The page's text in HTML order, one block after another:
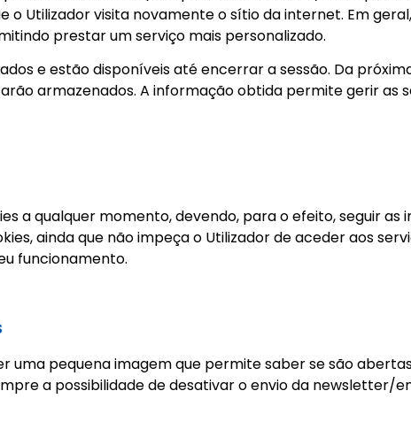
Utilizador visita novamente o sítio da internet. Em
prestar um serviço mais personalizado.
e estão disponíveis até encerrar a sessão. Da
armazenados. A informação obtida permite gerir as
a qualquer momento, devendo, para o efeito, seguir as
ainda que não impeça o Utilizador de aceder aos
funcionamento.
pequena imagem que permite saber se são
a possibilidade de desativar o envio da newsletter/